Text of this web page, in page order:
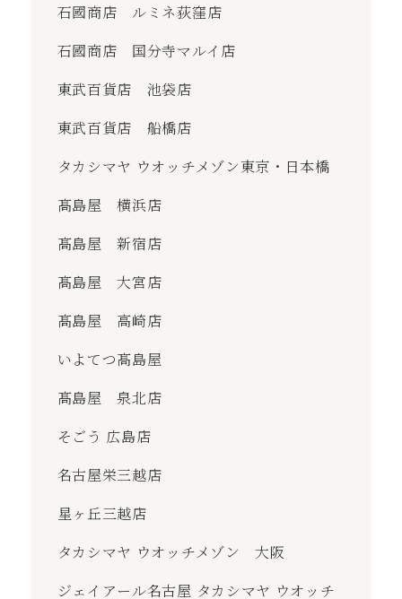
石國商店 ルミネ荻窪店
石國商店 国分寺マルイ店
東武百貨店 池袋店
東武百貨店 船橋店
タカシマヤ ウオッチメゾン東京・日本橋
髙島屋 横浜店
髙島屋 新宿店
髙島屋 大宮店
髙島屋 高崎店
いよてつ髙島屋
髙島屋 泉北店
そごう 広島店
名古屋栄三越店
星ヶ丘三越店
タカシマヤ ウオッチメゾン 大阪
ジェイアール名古屋 タカシマヤ ウオッチ